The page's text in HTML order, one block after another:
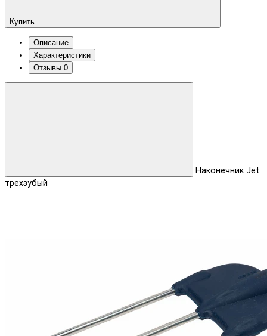
Купить
Описание
Характеристики
Отзывы 0
Наконечник Jet
трехзубый